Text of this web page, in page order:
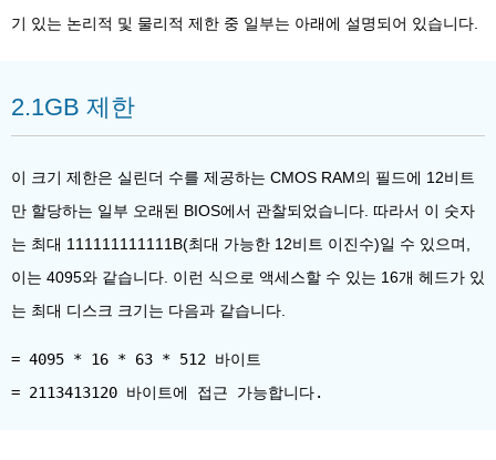
기 있는 논리적 및 물리적 제한 중 일부는 아래에 설명되어 있습니다.
2.1GB 제한
이 크기 제한은 실린더 수를 제공하는 CMOS RAM의 필드에 12비트
만 할당하는 일부 오래된 BIOS에서 관찰되었습니다. 따라서 이 숫자
는 최대 111111111111B(최대 가능한 12비트 이진수)일 수 있으며,
이는 4095와 같습니다. 이런 식으로 액세스할 수 있는 16개 헤드가 있
는 최대 디스크 크기는 다음과 같습니다.
= 4095 * 16 * 63 * 512 바이트